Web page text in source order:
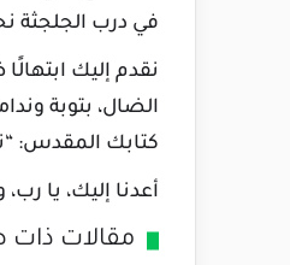
في درب الجلجثة
نقدم إليك
الضال، بتوبة
كتابك المقدس:
أعدنا إليك، يا
مقالات ذات